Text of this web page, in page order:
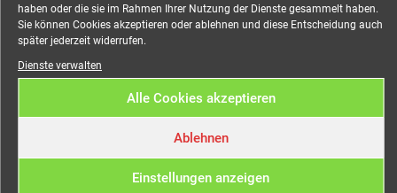
haben oder die sie im Rahmen Ihrer Nutzung der Dienste gesammelt haben.
Sie können Cookies akzeptieren oder ablehnen und diese Entscheidung auch
später jederzeit widerrufen.
Dienste verwalten
Alle Cookies akzeptieren
Ablehnen
Einstellungen anzeigen
SiRoX Verlängerung, schwarz, 15 m, 1x CEE-Stecker
und Kupplung, H07RN-F 5G16, 63 A
Ausgezeichnet durch hochwertige Verarbeitung und
besondere Langlebigkeit, überzeugt SiRoX® Kabel
und Verlängerungen auch für den anspruchsvollen
Gebrauch auf der Baustelle oder bei